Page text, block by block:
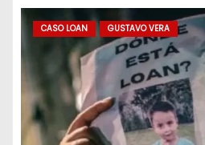
CASO LOAN GUSTAVO VERA